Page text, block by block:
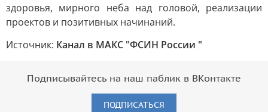
здоровья, мирного неба над головой, реализации
проектов и позитивных начинаний.
Источник: Канал в МАКС "ФСИН России "
Подписывайтесь на наш паблик в ВКонтакте
ПОДПИСАТЬСЯ